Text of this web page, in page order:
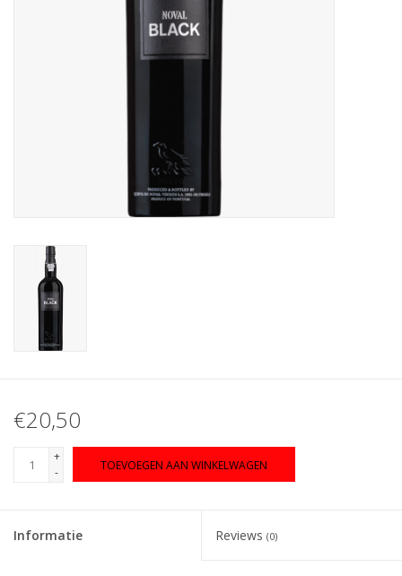
WSET wijncursus
€20,50
+
-
TOEVOEGEN AAN WINKELWAGEN
Informatie Reviews (0)